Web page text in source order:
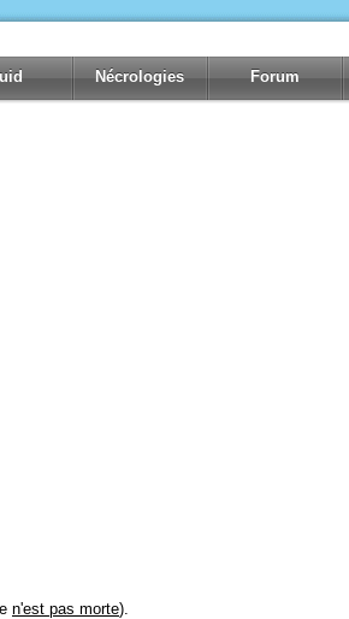
Nécrologies Forum
n'est pas morte).